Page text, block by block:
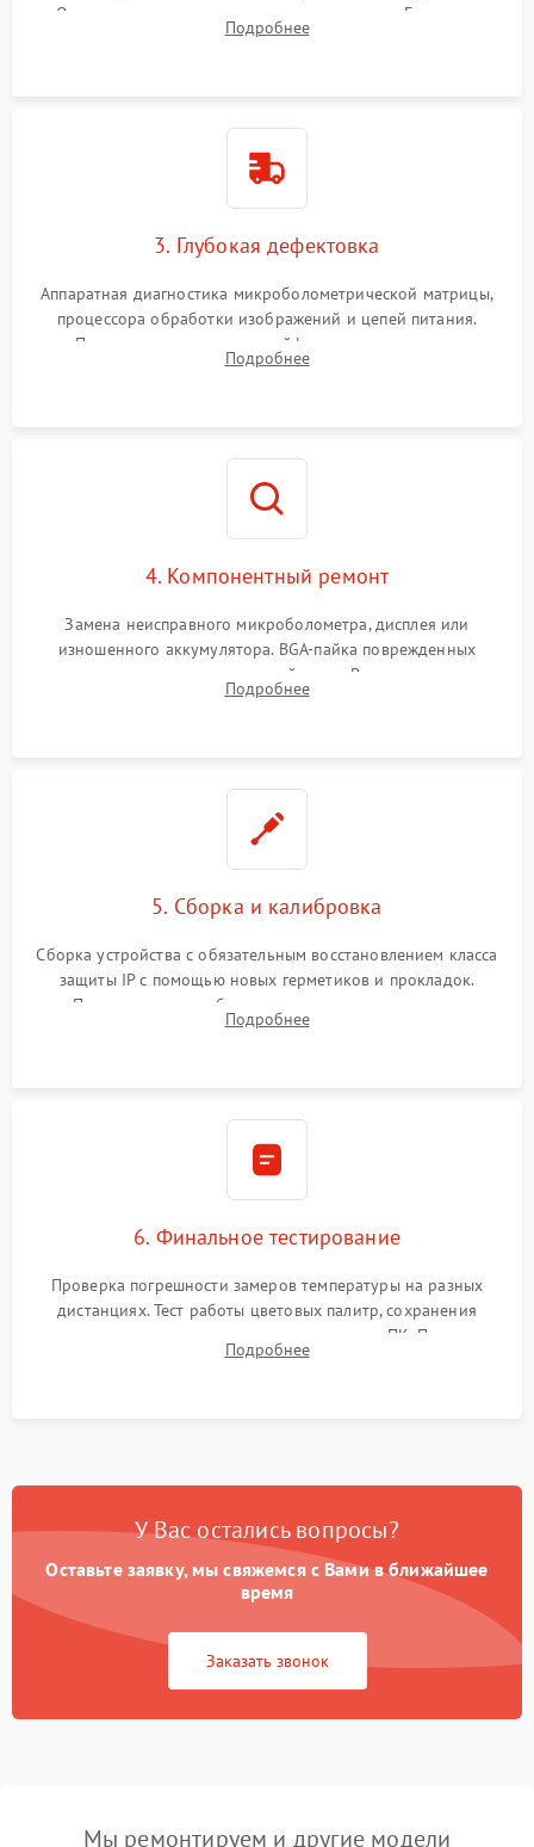
Очистка внутренних плат от окислов и пыли. Бережная
обработка германиевого объектива специализированными
Подробнее
3. Глубокая дефектовка
Аппаратная диагностика микроболометрической матрицы,
процессора обработки изображений и цепей питания.
Проверка целостности шлейфов, модуля памяти и
интерфейсов связи. Выявление сгоревших SMD-компонентов
Подробнее
4. Компонентный ремонт
Замена неисправного микроболометра, дисплея или
изношенного аккумулятора. BGA-пайка поврежденных
контроллеров на материнской плате. Восстановление
разъемов и кнопок, замена поврежденных элементов
Подробнее
5. Сборка и калибровка
Сборка устройства с обязательным восстановлением класса
защиты IP с помощью новых герметиков и прокладок.
Программная калибровка матрицы по эталонному
абсолютно черному телу для точного измерения температур.
Подробнее
6. Финальное тестирование
Проверка погрешности замеров температуры на разных
дистанциях. Тест работы цветовых палитр, сохранения
термограмм в память и передачи данных на ПК. Проверка
автономности работы и итоговый контроль качества.
Подробнее
У Вас остались вопросы?
Оставьте заявку, мы свяжемся с Вами в ближайшее
время
Заказать звонок
Мы ремонтируем и другие модели